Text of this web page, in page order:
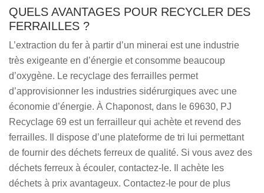
QUELS AVANTAGES POUR RECYCLER DES
FERRAILLES ?
L’extraction du fer à partir d’un minerai est une industrie
très exigeante en d’énergie et consomme beaucoup
d’oxygène. Le recyclage des ferrailles permet
d’approvisionner les industries sidérurgiques avec une
économie d’énergie. À Chaponost, dans le 69630, PJ
Recyclage 69 est un ferrailleur qui achète et revend des
ferrailles. Il dispose d’une plateforme de tri lui permettant
de fournir des déchets ferreux de qualité. Si vous avez des
déchets ferreux à écouler, contactez-le. Il achète les
déchets à prix avantageux. Contactez-le pour de plus